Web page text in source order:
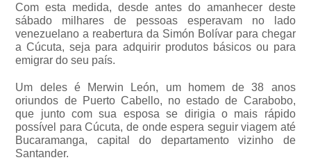
Com esta medida, desde antes do amanhecer deste
sábado milhares de pessoas esperavam no lado
venezuelano a reabertura da Simón Bolívar para chegar
a Cúcuta, seja para adquirir produtos básicos ou para
emigrar do seu país.
Um deles é Merwin León, um homem de 38 anos
oriundos de Puerto Cabello, no estado de Carabobo,
que junto com sua esposa se dirigia o mais rápido
possível para Cúcuta, de onde espera seguir viagem até
Bucaramanga, capital do departamento vizinho de
Santander.